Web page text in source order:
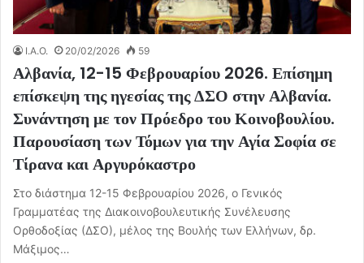
I.A.O. 20/02/2026 59
Αλβανία, 12-15 Φεβρουαρίου 2026. Επίσημη
επίσκεψη της ηγεσίας της ΔΣΟ στην Αλβανία.
Συνάντηση με τον Πρόεδρο του Κοινοβουλίου.
Παρουσίαση των Τόμων για την Αγία Σοφία σε
Τίρανα και Αργυρόκαστρο
Στο διάστημα 12-15 Φεβρουαρίου 2026, ο Γενικός
Γραμματέας της Διακοινοβουλευτικής Συνέλευσης
Ορθοδοξίας (ΔΣΟ), μέλος της Βουλής των Ελλήνων, δρ.
Μάξιμος…